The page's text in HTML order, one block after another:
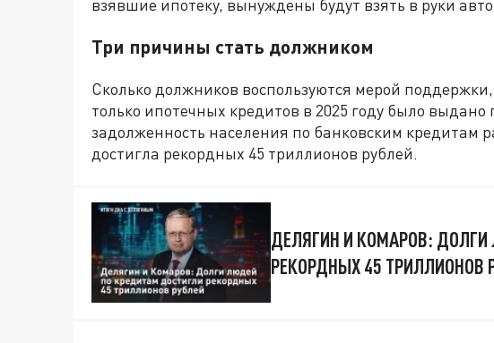
взявшие ипотеку, вынуждены будут взять в руки
Три причины стать должником
Сколько должников воспользуются мерой
только ипотечных кредитов в 2025 году было
задолженность населения по банковским кредитам
достигла рекордных 45 триллионов рублей.
ДЕЛЯГИН И КОМАРОВ:
РЕКОРДНЫХ 45 ТРИЛЛИОНОВ